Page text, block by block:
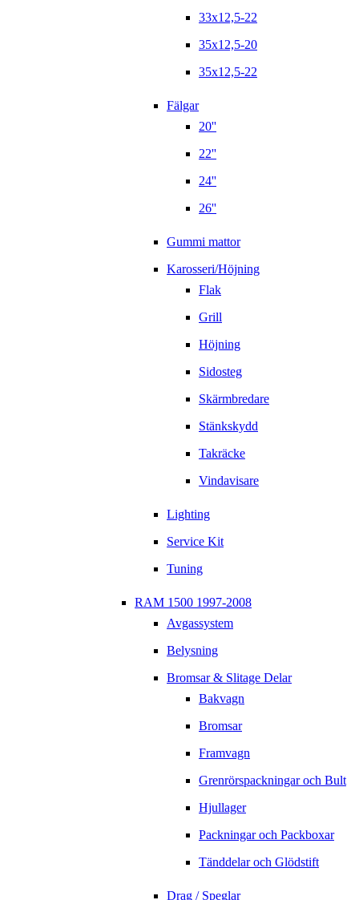
33x12,5-22
35x12,5-20
35x12,5-22
Fälgar
20''
22''
24''
26''
Gummi mattor
Karosseri/Höjning
Flak
Grill
Höjning
Sidosteg
Skärmbredare
Stänkskydd
Takräcke
Vindavisare
Lighting
Service Kit
Tuning
RAM 1500 1997-2008
Avgassystem
Belysning
Bromsar & Slitage Delar
Bakvagn
Bromsar
Framvagn
Grenrörspackningar och Bult
Hjullager
Packningar och Packboxar
Tänddelar och Glödstift
Drag / Speglar